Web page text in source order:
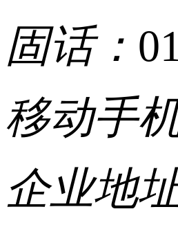
固话：
移动手
企业地